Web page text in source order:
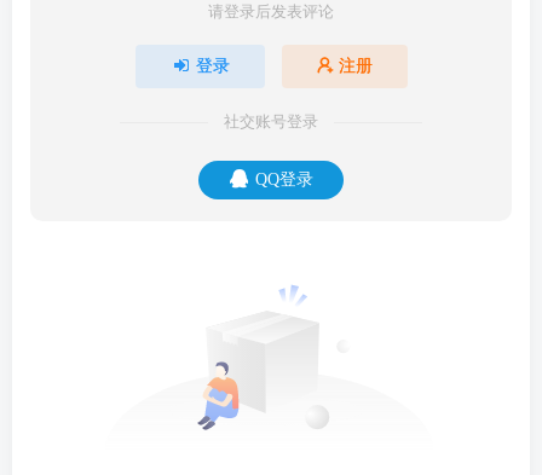
请登录后发表评论
登录 注册
社交账号登录
QQ登录